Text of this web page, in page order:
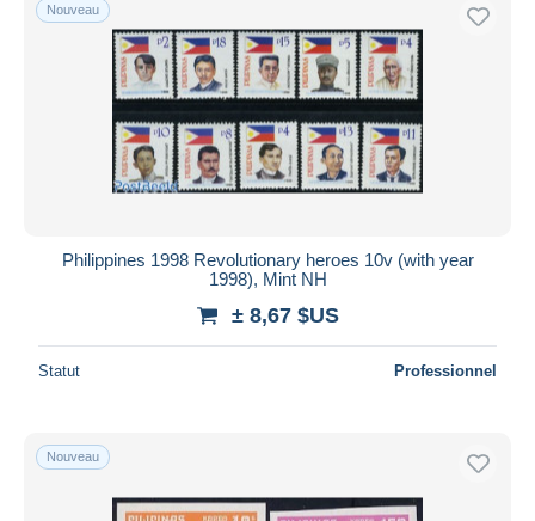
Nouveau
Philippines 1998 Revolutionary heroes 10v (with year
1998), Mint NH
± 8,67 $US
Statut Professionnel
Nouveau